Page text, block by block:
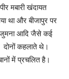
मबारी खंदायत
था और बीजापुर पर
आदि जैसे कई
कहलाते थे।
में प्रचलित है।